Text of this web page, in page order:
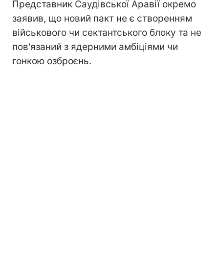
Представник Саудівської Аравії окремо
заявив, що новий пакт не є створенням
військового чи сектантського блоку та не
пов'язаний з ядерними амбіціями чи
гонкою озброєнь.